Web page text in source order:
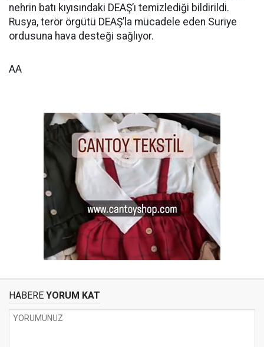
nehrin batı kıyısındaki DEAŞ’ı temizlediği bildirildi.
Rusya, terör örgütü DEAŞ’la mücadele eden Suriye
ordusuna hava desteği sağlıyor.
AA
HABERE YORUM KAT